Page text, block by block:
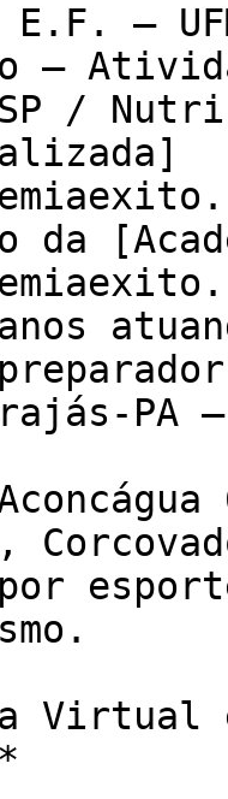
–
–
/
da
PA –
por